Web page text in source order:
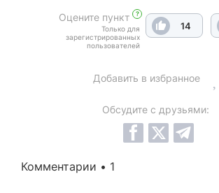
Оцените пункт ?
Только для
зарегистрированных
пользователей
14
Добавить в избранное
Обсудите с друзьями:
Комментарии • 1